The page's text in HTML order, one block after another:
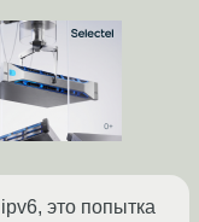
это попытка